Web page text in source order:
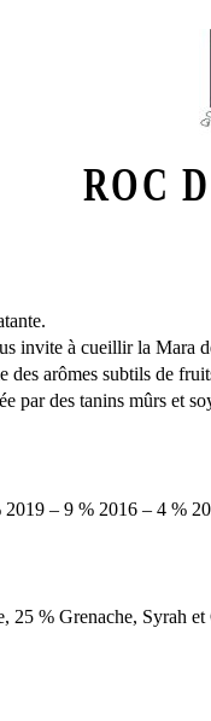
ROC
invite à cueillir la Mara
des arômes subtils de
par des tanins mûrs et
– 9 % 2016 – 4 %
25 % Grenache, Syrah et